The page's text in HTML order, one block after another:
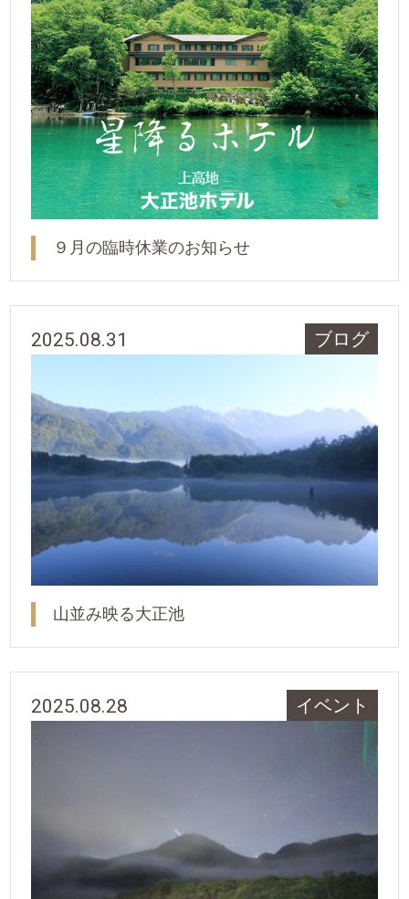
９月の臨時休業のお知らせ
2025.08.31 ブログ
山並み映る大正池
2025.08.28 イベント